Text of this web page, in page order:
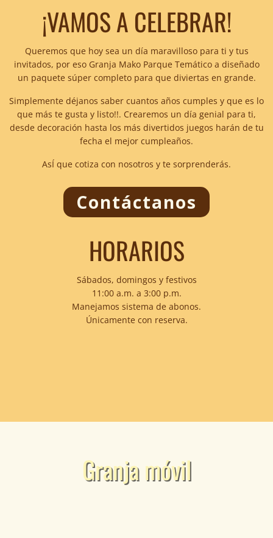
¡VAMOS A CELEBRAR!
Queremos que hoy sea un día maravilloso para ti y tus
invitados, por eso Granja Mako Parque Temático a diseñado
un paquete súper completo para que diviertas en grande.
Simplemente déjanos saber cuantos años cumples y que es lo
que más te gusta y listo!!. Crearemos un día genial para ti,
desde decoración hasta los más divertidos juegos harán de tu
fecha el mejor cumpleaños.
AsÍ que cotiza con nosotros y te sorprenderás.
Contáctanos
HORARIOS
Sábados, domingos y festivos
11:00 a.m. a 3:00 p.m.
Manejamos sistema de abonos.
Únicamente con reserva.
Granja móvil